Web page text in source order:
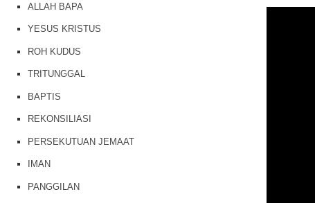
ALLAH BAPA
YESUS KRISTUS
ROH KUDUS
TRITUNGGAL
BAPTIS
REKONSILIASI
PERSEKUTUAN JEMAAT
IMAN
PANGGILAN